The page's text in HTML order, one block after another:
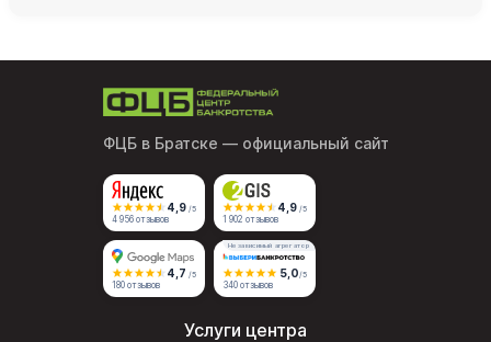
ФЦБ в Братске — официальный сайт
4,9 /5
4 956 отзывов
4,9 /5
1 902 отзывов
4,7 /5
180 отзывов
Независимый агрегатор
5,0/5
340 отзывов
Услуги центра